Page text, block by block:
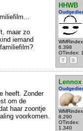
HHWB
6.398
OTindex:
T
S
maar zo
iemand
Lennox
8.290
OTindex:
1.340
heeft. Zonder
om de
haar zoontje
voorkomen.